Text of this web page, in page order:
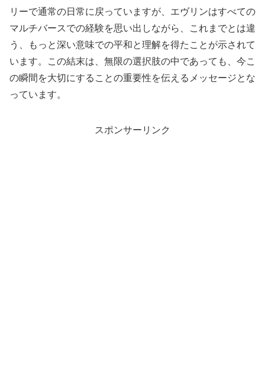
リーで通常の日常に戻っていますが、エヴリンはすべての
マルチバースでの経験を思い出しながら、これまでとは違
う、もっと深い意味での平和と理解を得たことが示されて
います。この結末は、無限の選択肢の中であっても、今こ
の瞬間を大切にすることの重要性を伝えるメッセージとな
っています。
スポンサーリンク